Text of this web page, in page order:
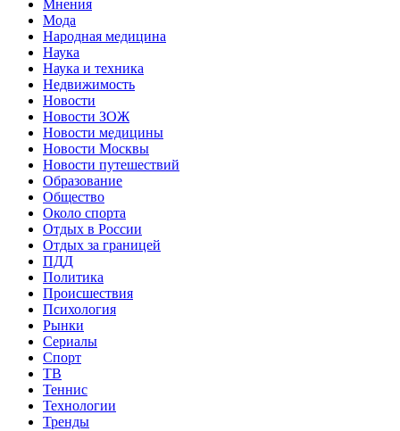
Мнения
Мода
Народная медицина
Наука
Наука и техника
Недвижимость
Новости
Новости ЗОЖ
Новости медицины
Новости Москвы
Новости путешествий
Образование
Общество
Около спорта
Отдых в России
Отдых за границей
ПДД
Политика
Происшествия
Психология
Рынки
Сериалы
Спорт
ТВ
Теннис
Технологии
Тренды